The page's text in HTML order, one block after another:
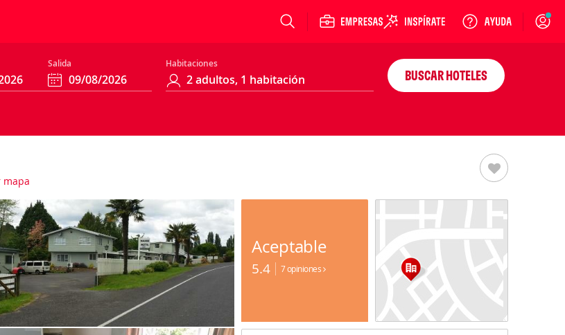
Login
Salida Habitaciones
BUSCAR HOTELES
mapa
Aceptable
5.4 7 opiniones